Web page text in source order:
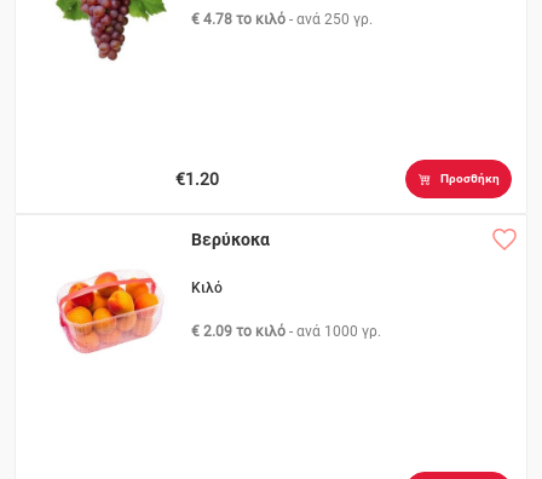
€ 4.78 το κιλό - ανά250 γρ.
€1.20 Προσθήκη
Βερύκοκα
Κιλό
€ 2.09 το κιλό - ανά 1000 γρ.